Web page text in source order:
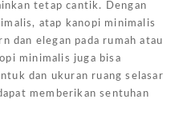
tetap cantik. Dengan
atap kanopi minimalis
dan elegan pada rumah atau
minimalis juga bisa
dan ukuran ruang selasar
memberikan sentuhan